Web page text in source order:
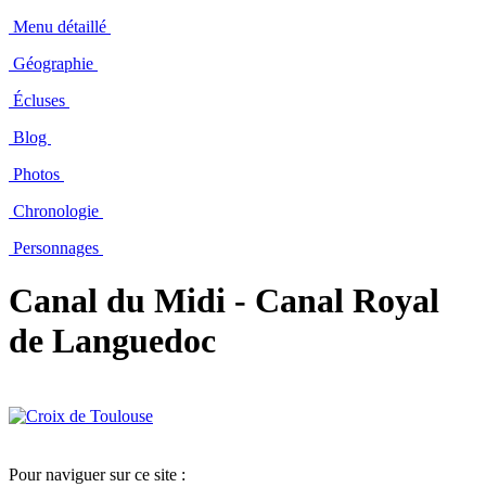
Menu détaillé
Géographie
Écluses
Blog
Photos
Chronologie
Personnages
Canal du Midi - Canal Royal
de Languedoc
Pour naviguer sur ce site :